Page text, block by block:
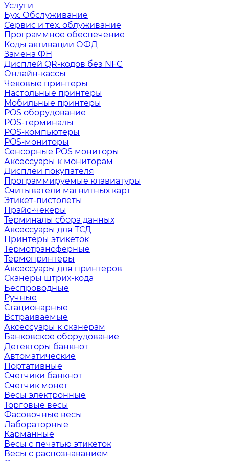
Услуги
Бух. Обслуживание
Сервис и тех. облуживание
Программное обеспечение
Коды активации ОФД
Замена ФН
Дисплей QR-кодов без NFC
Онлайн-кассы
Чековые принтеры
Настольные принтеры
Мобильные принтеры
POS оборудование
POS-терминалы
POS-компьютеры
POS-мониторы
Сенсорные POS мониторы
Аксессуары к мониторам
Дисплеи покупателя
Программируемые клавиатуры
Считыватели магнитных карт
Этикет-пистолеты
Прайс-чекеры
Терминалы сбора данных
Аксессуары для ТСД
Принтеры этикеток
Термотрансферные
Термопринтеры
Аксессуары для принтеров
Сканеры штрих-кода
Беспроводные
Ручные
Стационарные
Встраиваемые
Аксессуары к сканерам
Банковское оборудование
Детекторы банкнот
Автоматические
Портативные
Счетчики банкнот
Счетчик монет
Весы электронные
Торговые весы
Фасовочные весы
Лабораторные
Карманные
Весы с печатью этикеток
Весы с распознаванием